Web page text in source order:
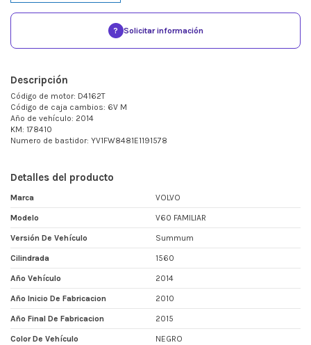
? Solicitar información
Descripción
Código de motor: D4162T
Código de caja cambios: 6V M
Año de vehículo: 2014
KM: 178410
Numero de bastidor: YV1FW8481E1191578
Detalles del producto
Marca VOLVO
Modelo V60 FAMILIAR
Versión De Vehículo Summum
Cilindrada 1560
Año Vehículo 2014
Año Inicio De Fabricacion 2010
Año Final De Fabricacion 2015
Color De Vehículo NEGRO